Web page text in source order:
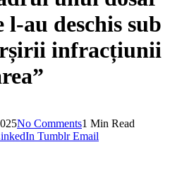
l-au deschis sub
infracțiunii
No Comments1 Min Read
Tumblr Email